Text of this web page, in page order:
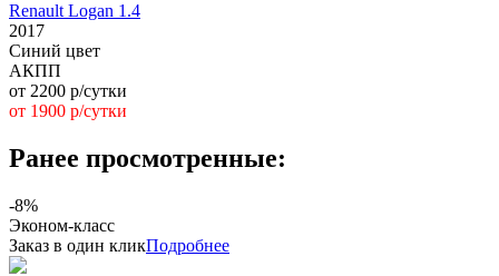
Renault Logan 1.4
2017
Синий цвет
АКПП
от 2200 р/сутки
от 1900 р/сутки
Ранее просмотренные:
-8%
Эконом-класс
Заказ в один кликПодробнее